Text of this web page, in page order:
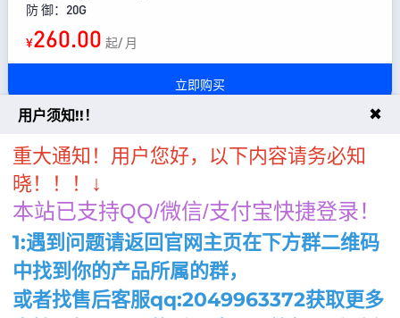
防 御：20G
¥260.00 起/ 月
立即购买
美国精品云服务器-H型
处理器：32 核心 Xeon CPU
内 存：32768M
硬 盘：200G 企业级硬盘
带 宽：100M
I P：独立IP一个
系 统：可选Windows/Linux
防 御：20G
用户须知!!！ ✖
重大通知！用户您好，以下内容请务必知
晓！！！
↓
本站已支持QQ/微信/支付宝快捷登录！
1:遇到问题请返回官网主页在下方群二维码
中找到你的产品所属的群，
或者找售后客服qq:2049963372获取更多